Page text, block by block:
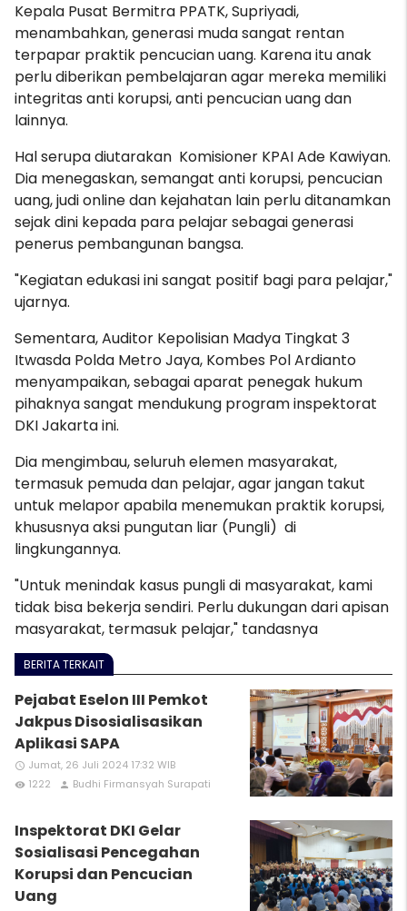
Kepala Pusat Bermitra PPATK, Supriyadi,
menambahkan, generasi muda sangat rentan
terpapar praktik pencucian uang. Karena itu anak
perlu diberikan pembelajaran agar mereka memiliki
integritas anti korupsi, anti pencucian uang dan
lainnya.
Hal serupa diutarakan Komisioner KPAI Ade Kawiyan.
Dia menegaskan, semangat anti korupsi, pencucian
uang, judi online dan kejahatan lain perlu ditanamkan
sejak dini kepada para pelajar sebagai generasi
penerus pembangunan bangsa.
"Kegiatan edukasi ini sangat positif bagi para pelajar,"
ujarnya.
Sementara, Auditor Kepolisian Madya Tingkat 3
Itwasda Polda Metro Jaya, Kombes Pol Ardianto
menyampaikan, sebagai aparat penegak hukum
pihaknya sangat mendukung program inspektorat
DKI Jakarta ini.
Dia mengimbau, seluruh elemen masyarakat,
termasuk pemuda dan pelajar, agar jangan takut
untuk melapor apabila menemukan praktik korupsi,
khususnya aksi pungutan liar (Pungli) di
lingkungannya.
"Untuk menindak kasus pungli di masyarakat, kami
tidak bisa bekerja sendiri. Perlu dukungan dari apisan
masyarakat, termasuk pelajar," tandasnya
BERITA TERKAIT
Pejabat Eselon III Pemkot
Jakpus Disosialisasikan
Aplikasi SAPA
access_time Jumat, 26 Juli 2024 17:32 WIB
remove_red_eye 1222 person Budhi Firmansyah Surapati
Inspektorat DKI Gelar
Sosialisasi Pencegahan
Korupsi dan Pencucian
Uang